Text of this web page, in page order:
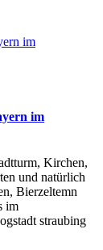
im
Kirchen,
und natürlich
Bierzeltemn
im
straubing